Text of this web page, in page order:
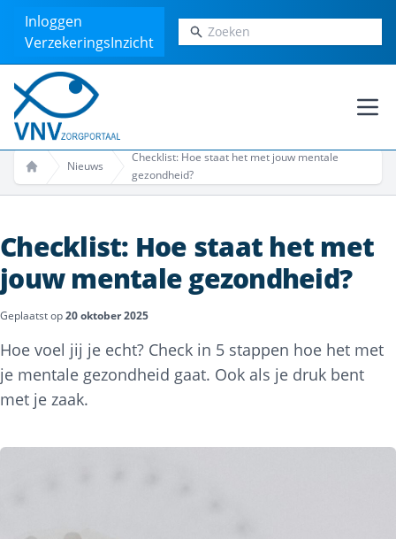
Inloggen
VerzekeringsInzicht
Zoeken
Home
Nieuws
Checklist: Hoe staat het met jouw mentale
gezondheid?
Checklist: Hoe staat het met
jouw mentale gezondheid?
Geplaatst op20 oktober 2025
Hoe voel jij je echt? Check in 5 stappen hoe het met
je mentale gezondheid gaat. Ook als je druk bent
met je zaak.